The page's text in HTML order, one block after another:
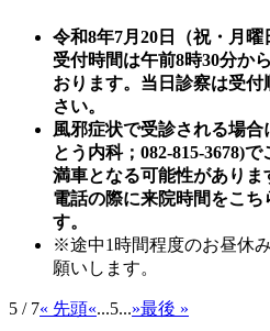
令和8年7月20日（祝・月
受付時間は午前8時30分か
おります。 当日診察は受付
さい。
風邪症状で受診される場
とう内科；082-815-3678)
満車となる可能性があり
電話の際に来院時間をこち
す。
※途中1時間程度のお昼休
願いします。
5 / 7« 先頭«...5...»最後 »